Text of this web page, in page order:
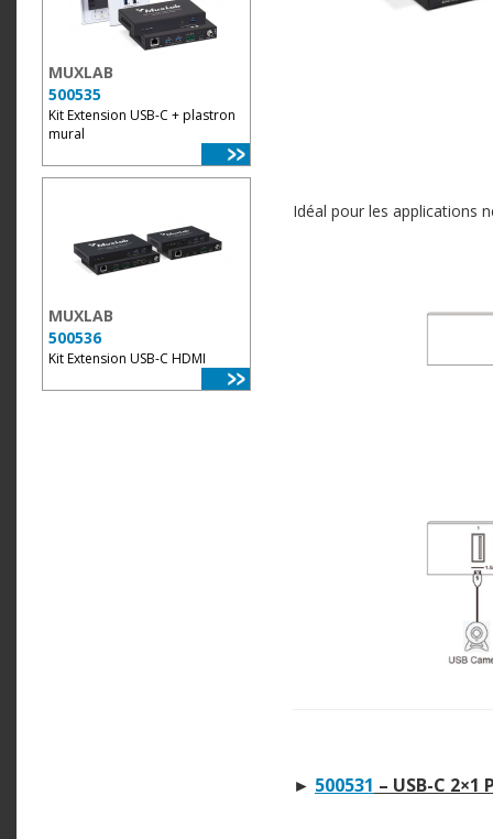
MUXLAB
500535
Kit Extension USB-C + plastron
mural
MUXLAB
500536
Kit Extension USB-C HDMI
Idéal pour les applications
► 500531 – USB-C